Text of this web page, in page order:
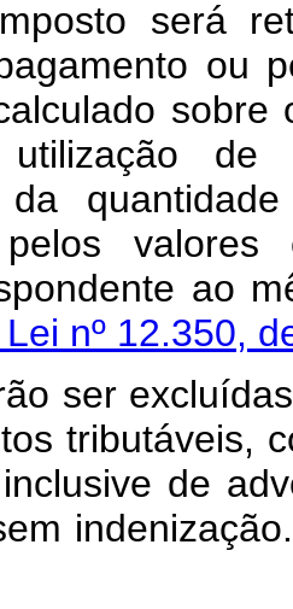
será
ou
sobre
de
da
pelos
nº 12.350,
ser
tributáveis,
de
sem